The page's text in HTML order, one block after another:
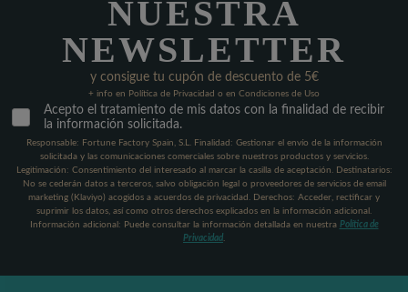
NUESTRA
NEWSLETTER
y consigue tu cupón de descuento de 5€
+ info en Política de Privacidad o en Condiciones de Uso
Acepto el tratamiento de mis datos con la finalidad de recibir
la información solicitada.
Responsable: Fortune Factory Spain, S.L. Finalidad: Gestionar el envío de la información
solicitada y las comunicaciones comerciales sobre nuestros productos y servicios.
Legitimación: Consentimiento del interesado al marcar la casilla de aceptación. Destinatarios:
No se cederán datos a terceros, salvo obligación legal o proveedores de servicios de email
marketing (Klaviyo) acogidos a acuerdos de privacidad. Derechos: Acceder, rectificar y
suprimir los datos, así como otros derechos explicados en la información adicional.
Información adicional: Puede consultar la información detallada en nuestra Política de
Privacidad